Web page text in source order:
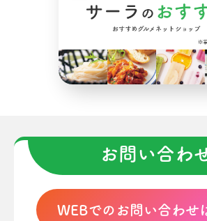
お問い合わ
WEBでのお問い合わせ